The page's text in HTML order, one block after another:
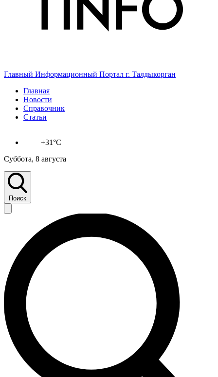
Главный Информационный Портал г. Талдыкорган
Главная
Новости
Справочник
Статьи
+31°C
Суббота, 8 августа
Поиск